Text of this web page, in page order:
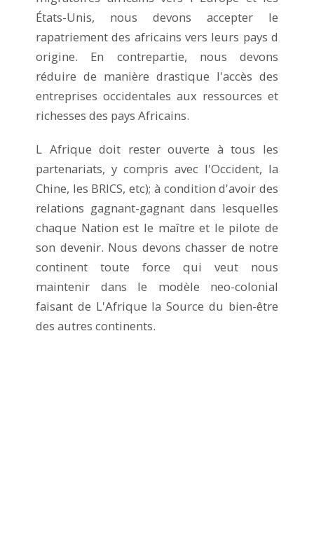
États-Unis, nous devons accepter le
rapatriement des africains vers leurs pays d
origine. En contrepartie, nous devons
réduire de manière drastique l'accès des
entreprises occidentales aux ressources et
richesses des pays Africains.
L Afrique doit rester ouverte à tous les
partenariats, y compris avec l'Occident, la
Chine, les BRICS, etc); à condition d'avoir des
relations gagnant-gagnant dans lesquelles
chaque Nation est le maître et le pilote de
son devenir. Nous devons chasser de notre
continent toute force qui veut nous
maintenir dans le modèle neo-colonial
faisant de L'Afrique la Source du bien-être
des autres continents.